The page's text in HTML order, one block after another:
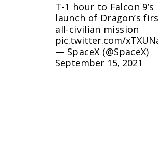
T-1 hour to Falcon 9’s
launch of Dragon’s
all-civilian mission
pic.twitter.com/
— SpaceX (@SpaceX)
September 15, 2021